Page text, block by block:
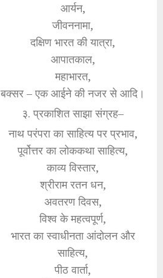
आर्यन,
जीवननामा,
दक्षिण भारत की यात्रा,
आपातकाल,
महाभारत,
बक्सर – एक आईने की नजर से आदि।
३. प्रकाशित साझा संग्रह–
नाथ परंपरा का साहित्य पर प्रभाव,
पूर्वोत्तर का लोककथा साहित्य,
काव्य विस्तार,
श्रीराम रतन धन,
अवतरण दिवस,
विश्व के महत्वपूर्ण,
भारत का स्वाधीनता आंदोलन और
साहित्य,
पीठ वार्ता,